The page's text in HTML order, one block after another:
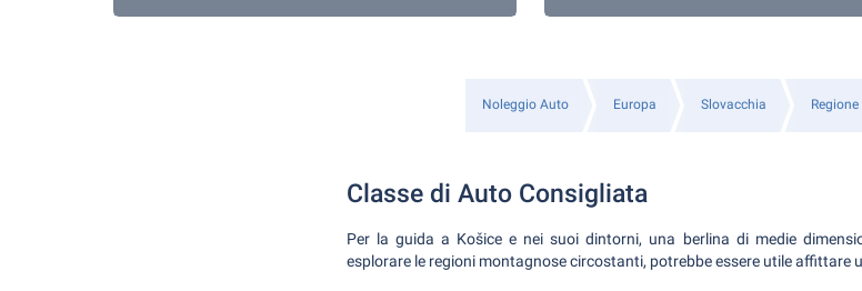
Noleggio Auto Europa Slovacchia
Classe di Auto Consigliata
Per la guida a Košice e nei suoi dintorni, una berlina di medie
esplorare le regioni montagnose circostanti, potrebbe essere utile affittare